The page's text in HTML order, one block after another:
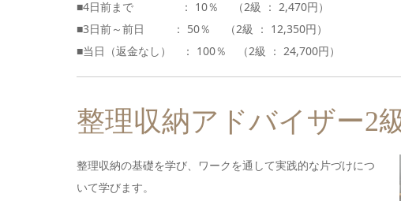
■4日前まで ： 10％ （2級 ： 2,470円）
■3日前～前日 ： 50％ （2級 ： 12,350円）
■当日（返金なし） ： 100％ （2級 ： 24,700円）
整理収納アドバイザー2
整理収納の基礎を学び、ワークを通して実践的な片づけにつ
いて学びます。